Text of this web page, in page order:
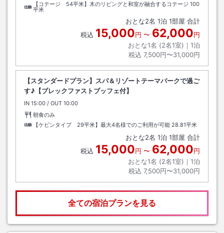
【コテージ 54平米】木のリビングと和室が融合するコテージ 100
平米
おとな2名 1泊 1部屋 合計
税込 15,000円 〜 62,000円
おとな1名 (2名1室)｜ 1泊
税込 7,500円〜31,000円
【スタンダードプラン】スパ＆リゾートテーマパークで過ご
す♪【ブレックファストブッフェ付】
IN チェックイン
15:00 / OUT チェックアウト
10:00
朝食のみ
【ケビンタイプ 29平米】最大4名様でのご利用が可能 28.81平米
おとな2名 1泊 1部屋 合計
税込 15,000円 〜 62,000円
おとな1名 (2名1室)｜ 1泊
税込 7,500円〜31,000円
全ての宿泊プランを見る